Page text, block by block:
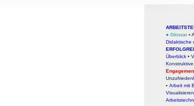
● Glossar▪
Didaktische
Überblick •
▪ Arbeit mit
Visualisieren